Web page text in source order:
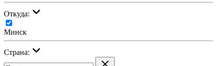
Откуда:
Минск
Страна: